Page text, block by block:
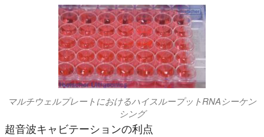
マルチウェルプレートにおけるハイスループットRNAシーケン
シング
超音波キャビテーションの利点